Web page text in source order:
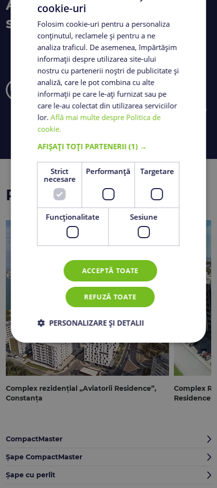
Avantaje ale betonului
special LowHeatMaster
dedicat rezistenței elementelor de
construcție în medii agresive din punct de
vedere chimic (sulfați, cloruri, amoniac,
hidrogen sulfurat etc.). Include atât rețete
proiectate în funcție de tipul de clasă de
expunere (mediul agresiv etc.), cât și rețete
personalizate în funcție de proiect.
Proiecte de referință
Complex rezidențial „Aviatorii Residence”,
Constanța
Complex
CompactMaster
Șape CompactMaster
Șape cu perlit
cookie-uri
Folosim cookie-uri pentru a personaliza
conținutul, reclamele și pentru a ne
analiza traficul. De asemenea, împărtășim
informații despre utilizarea site-ului
nostru cu partenerii noștri de publicitate și
analiză, care le pot combina cu alte
informații pe care le-ați furnizat sau pe
care le-au colectat din utilizarea serviciilor
lor.Află mai multe despre Politica de
cookie.
AFIȘAȚI TOȚI PARTENERII(1) →
Strict
necesare
Performanță Targetare
Funcţionalitate Sesiune
ACCEPTĂ TOATE
REFUZĂ TOATE
PERSONALIZARE ȘI DETALII